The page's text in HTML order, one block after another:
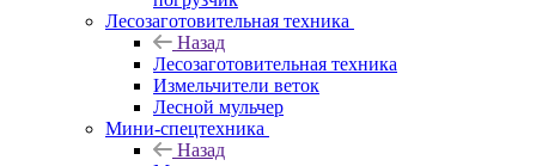
Лесозаготовительная техника
Назад
Лесозаготовительная техника
Измельчители веток
Лесной мульчер
Мини-спецтехника
Назад